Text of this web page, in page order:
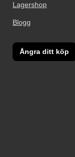
Lagershop
Blogg
Ångra ditt köp